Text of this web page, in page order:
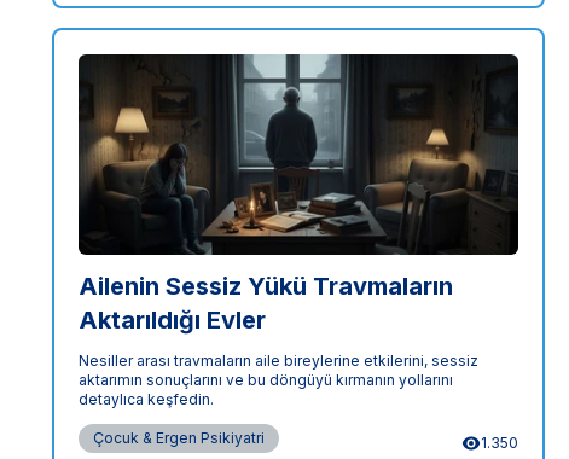
Ailenin Sessiz Yükü Travmaların
Aktarıldığı Evler
Nesiller arası travmaların aile bireylerine etkilerini, sessiz
aktarımın sonuçlarını ve bu döngüyü kırmanın yollarını
detaylıca keşfedin.
Çocuk & Ergen Psikiyatri 1.350